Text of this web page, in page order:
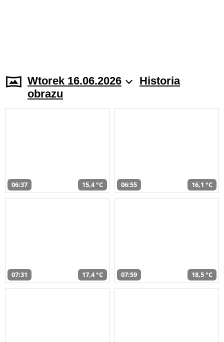
Wtorek 16.06.2026
Historia
obrazu
06:37 15,4 °C 06:55 16,1 °C
07:31 17,4 °C 07:59 18,5 °C